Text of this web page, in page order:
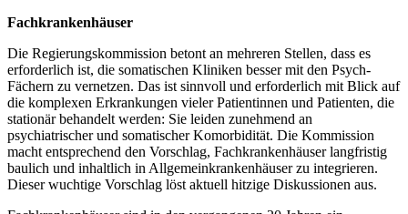
Fachkrankenhäuser
Die Regierungskommission betont an mehreren Stellen, dass es
erforderlich ist, die somatischen Kliniken besser mit den Psych-
Fächern zu vernetzen. Das ist sinnvoll und erforderlich mit Blick auf
die komplexen Erkrankungen vieler Patientinnen und Patienten, die
stationär behandelt werden: Sie leiden zunehmend an
psychiatrischer und somatischer Komorbidität. Die Kommission
macht entsprechend den Vorschlag, Fachkrankenhäuser langfristig
baulich und inhaltlich in Allgemeinkrankenhäuser zu integrieren.
Dieser wuchtige Vorschlag löst aktuell hitzige Diskussionen aus.